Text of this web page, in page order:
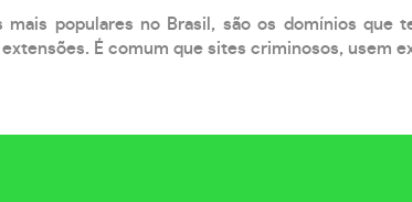
mais populares no Brasil, são os domínios que
É comum que sites criminosos, usem